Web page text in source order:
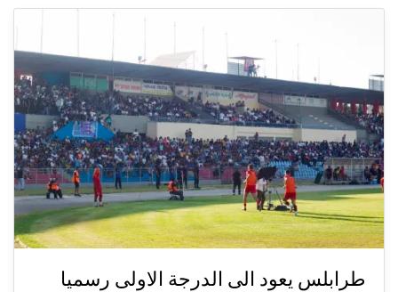
طرابلس يعود الى الدرجة الاولى رسميا